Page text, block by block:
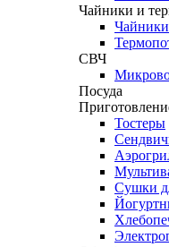
Чайники и
Чайники
СВЧ
Посуда
Тостеры
Сушки